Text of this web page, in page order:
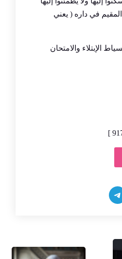
في داره ( يعني
الإبتلاء والامتحان
Share on
Share on Telegram